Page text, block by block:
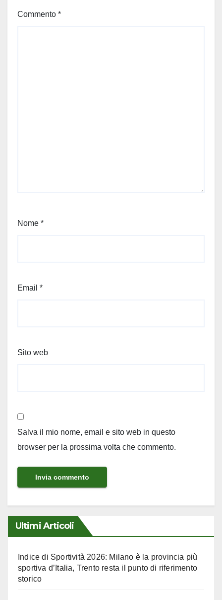
Commento *
Nome *
Email *
Sito web
Salva il mio nome, email e sito web in questo
browser per la prossima volta che commento.
Ultimi Articoli
Indice di Sportività 2026: Milano è la provincia più
sportiva d’Italia, Trento resta il punto di riferimento
storico